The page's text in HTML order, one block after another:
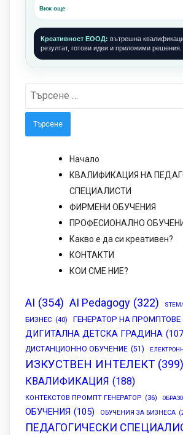
Виж още
Креативност ЕООД: вътрешна
резултат, готови идеи и приложими решения.
Търсене
Начало
КВАЛИФИКАЦИЯ НА
СПЕЦИАЛИСТИ
ФИРМЕНИ ОБУЧЕНИЯ
ПРОФЕСИОНАЛНО
Какво е да си креативен?
КОНТАКТИ
КОИ СМЕ НИЕ?
AI (354) AI Pedagogy (322)
БИЗНЕС (40) ГЕНЕРАТОР НА ПРОМПТОВЕ
ДИГИТАЛНА ДЕТСКА ГРАДИНА
ДИСТАНЦИОННО ОБУЧЕНИЕ (51)
ИЗКУСТВЕН ИНТЕЛЕКТ (399)
КВАЛИФИКАЦИЯ (188)
КОНТЕКСТОВ ПРОМПТ ГЕНЕРАТОР (36)
ОБУЧЕНИЯ (105) ОБУЧЕНИЯ ЗА БИЗНЕСА
ПЕДАГОГИЧЕСКИ